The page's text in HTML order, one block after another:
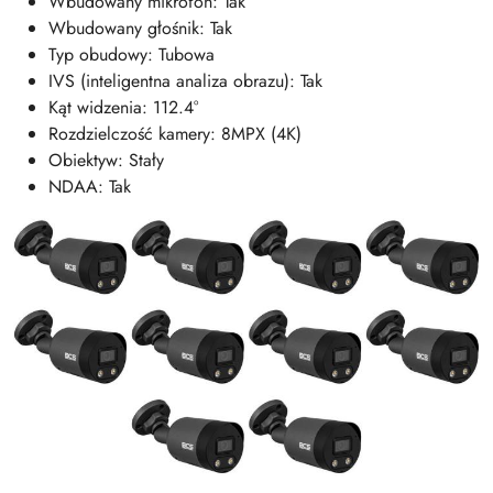
Wbudowany głośnik: Tak
Typ obudowy: Tubowa
IVS (inteligentna analiza obrazu): Tak
Kąt widzenia: 112.4°
Rozdzielczość kamery: 8MPX (4K)
Obiektyw: Stały
NDAA: Tak